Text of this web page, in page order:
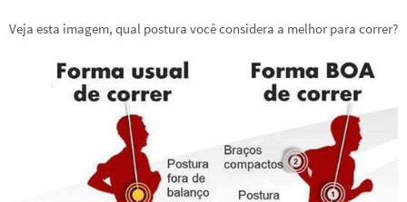
Veja esta imagem, qual postura você considera a melhor para correr?